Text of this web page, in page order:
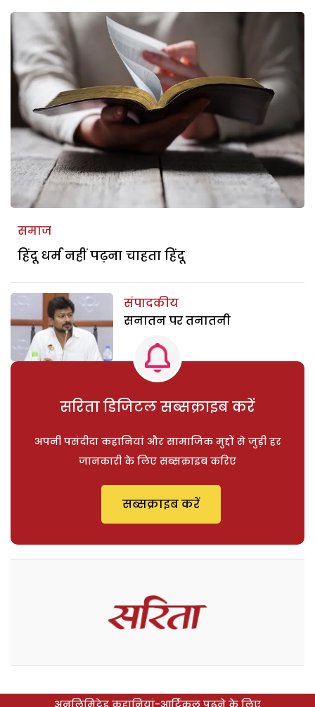
समाज
हिंदू धर्म नहीं पढ़ना चाहता हिंदू
संपादकीय
सनातन पर तनातनी
सरिता डिजिटल सब्सक्राइब करें
अपनी पसंदीदा कहानियां और सामाजिक मुद्दों से जुड़ी हर
जानकारी के लिए सब्सक्राइब करिए
सब्सक्राइब करें
अनलिमिटेड कहानियां-आर्टिकल पढ़ने के लिए